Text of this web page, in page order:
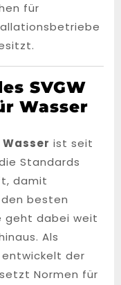
für
SVGW
Wasser
ist seit
Standards
damit
den besten
geht dabei weit
Als
der
Normen für